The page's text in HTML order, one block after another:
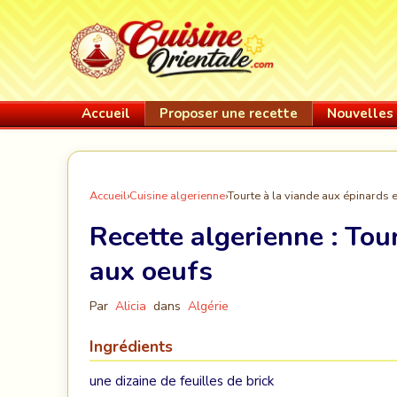
Accueil Proposer une recette
Accueil›Cuisine algerienne›Tourte à la viande aux épinards
Recette algerienne :
aux oeufs
Par Alicia dans Algérie
Ingrédients
une dizaine de feuilles de brick